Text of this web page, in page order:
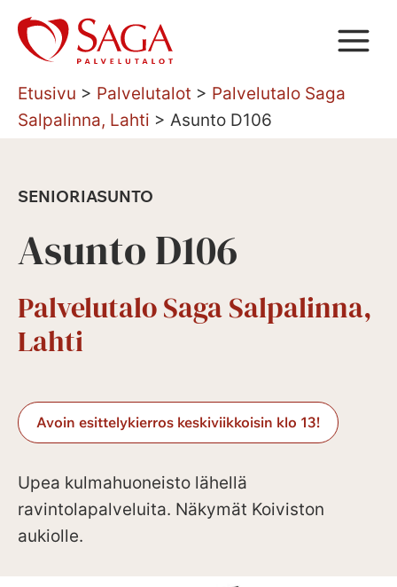
Siirry
sisältöön
Etusivu > Palvelutalot > Palvelutalo Saga
Salpalinna, Lahti > Asunto D106
SENIORIASUNTO
Asunto D106
Palvelutalo Saga Salpalinna,
Lahti
Avoin esittelykierros keskiviikkoisin klo 13!
Upea kulmahuoneisto lähellä
ravintolapalveluita. Näkymät Koiviston
aukiolle.